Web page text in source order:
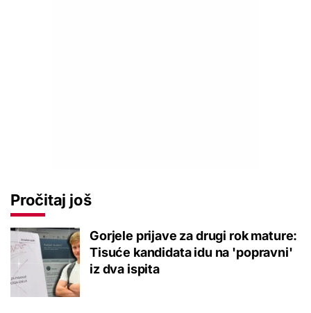
Pročitaj još
Gorjele prijave za drugi rok mature:
Tisuće kandidata idu na 'popravni'
iz dva ispita